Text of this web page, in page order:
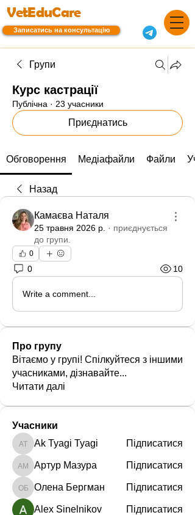
VetEduCare
Записатись на консультацію
Групи
Курс кастрації
Публічна · 23 учасники
Приєднатись
Обговорення Медіафайли Файли
Назад
Камаєва Наталя
25 травня 2026 р. · приєднується
до групи.
0
0 10
Write a comment...
Про групу
Вітаємо у групі! Спілкуйтеся з іншими
учасниками, дізнавайте...
Читати далі
Учасники
Ak Tyagi Tyagi
Ak Tyagi Tyagi Підписатися
Артур Мазура
Артур Мазура Підписатися
Олена Бергман
Олена Бергман Підписатися
Alex Sinelnikov Підписатися